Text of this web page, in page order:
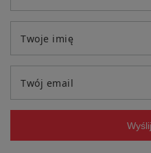
Twoje imię
Twój email